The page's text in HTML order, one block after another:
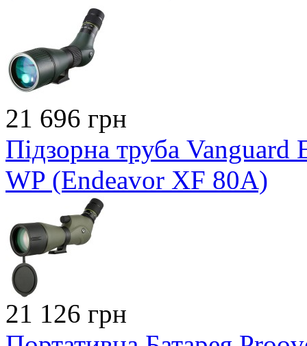
21 696 грн
Підзорна труба
WP (Endeavor XF 80A)
21 126 грн